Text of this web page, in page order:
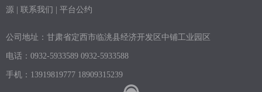
源 联系我们 平台公约
公司地址：甘肃省定西市临洮县经济开发区中铺工业园区
电话：0932-5933589 0932-5933588
手机：13919819777 18909315239